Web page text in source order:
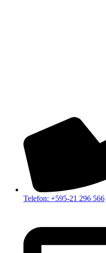
Telefon: +595-21 296 566